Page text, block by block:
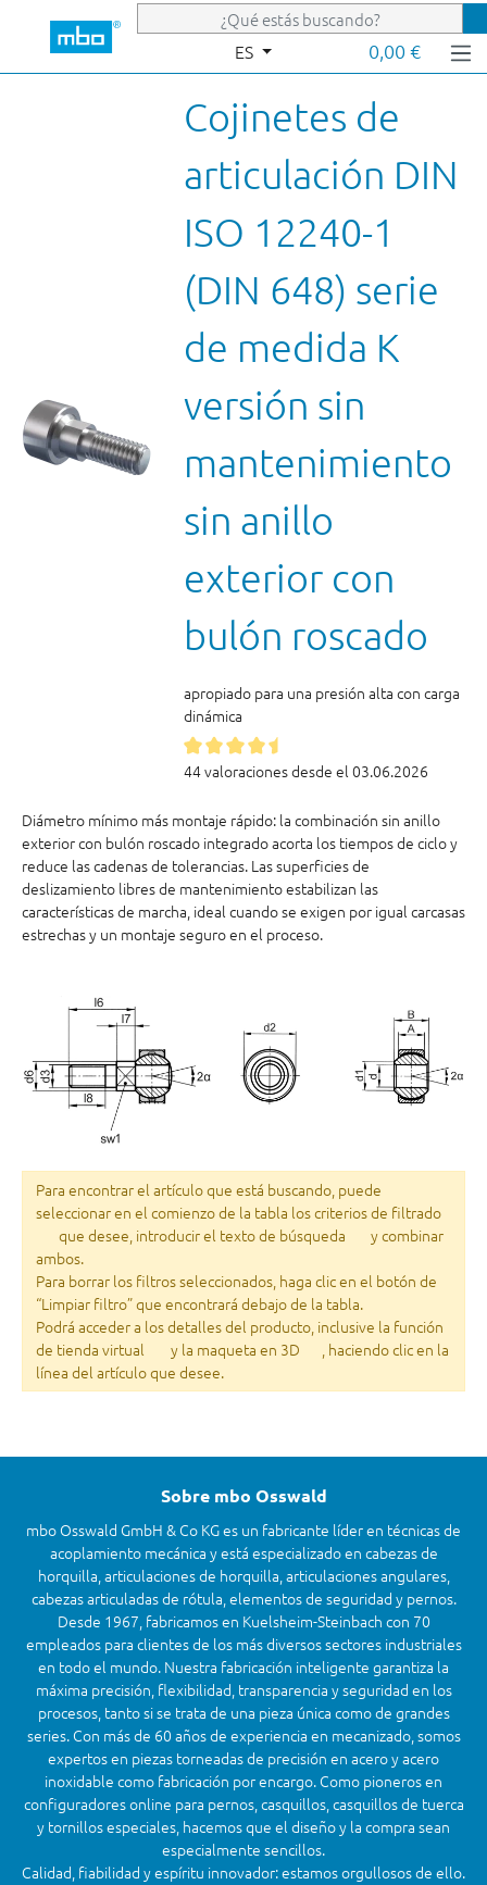
Saltar al contenido principal
ES 0,00 €
Cojinetes de
articulación DIN
ISO 12240-1
(DIN 648) serie
de medida K
versión sin
mantenimiento
sin anillo
exterior con
bulón roscado
apropiado para una presión alta con carga
dinámica
44 valoraciones desde el 03.06.2026
Diámetro mínimo más montaje rápido: la combinación sin anillo
exterior con bulón roscado integrado acorta los tiempos de ciclo y
reduce las cadenas de tolerancias. Las superficies de
deslizamiento libres de mantenimiento estabilizan las
características de marcha, ideal cuando se exigen por igual carcasas
estrechas y un montaje seguro en el proceso.
Para encontrar el artículo que está buscando, puede
seleccionar en el comienzo de la tabla los criterios de filtrado
que desee, introducir el texto de búsqueda
y combinar
ambos.
Para borrar los filtros seleccionados, haga clic en el botón de
“Limpiar filtro” que encontrará debajo de la tabla.
Podrá acceder a los detalles del producto, inclusive la función
de tienda virtual
y la maqueta en 3D
, haciendo clic en la
línea del artículo que desee.
Sobre mbo Osswald
mbo Osswald GmbH & Co KG es un fabricante líder en técnicas de
acoplamiento mecánica y está especializado en cabezas de
horquilla, articulaciones de horquilla, articulaciones angulares,
cabezas articuladas de rótula, elementos de seguridad y pernos.
Desde 1967, fabricamos en Kuelsheim-Steinbach con 70
empleados para clientes de los más diversos sectores industriales
en todo el mundo. Nuestra fabricación inteligente garantiza la
máxima precisión, flexibilidad, transparencia y seguridad en los
procesos, tanto si se trata de una pieza única como de grandes
series. Con más de 60 años de experiencia en mecanizado, somos
expertos en piezas torneadas de precisión en acero y acero
inoxidable como fabricación por encargo. Como pioneros en
configuradores online para pernos, casquillos, casquillos de tuerca
y tornillos especiales, hacemos que el diseño y la compra sean
especialmente sencillos.
Calidad, fiabilidad y espíritu innovador: estamos orgullosos de ello.